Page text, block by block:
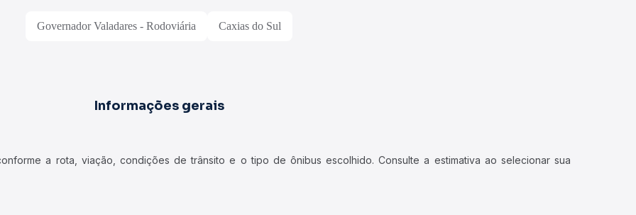
Governador Valadares - Rodoviária Caxias do Sul
Informações gerais
a rota, viação, condições de trânsito e o tipo de ônibus escolhido. Consulte a estimativa ao selecionar sua